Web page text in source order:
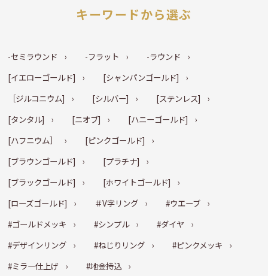
キーワードから選ぶ
-セミラウンド -フラット
-ラウンド
[イエローゴールド]
[シャンパンゴールド]
［ジルコニウム]
[シルバー]
[ステンレス]
[タンタル]
[ニオブ]
[ハニーゴールド]
[ハフニウム］
[ピンクゴールド]
[ブラウンゴールド]
[プラチナ]
[ブラックゴールド]
[ホワイトゴールド]
[ローズゴールド]
＃V字リング
#ウエーブ
#ゴールドメッキ
#シンプル
#ダイヤ
#デザインリング
#ねじりリング
#ピンクメッキ
#ミラー仕上げ
#地金持込